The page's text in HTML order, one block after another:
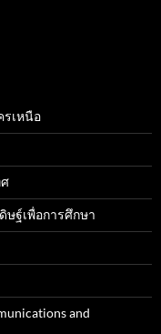
รเหนือ
ฐ์เพื่อการศึกษา
and